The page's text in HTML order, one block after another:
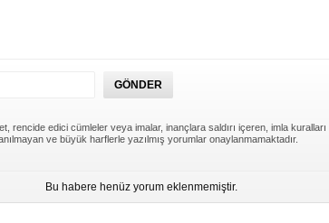
rencide edici cümleler veya imalar, inançlara saldırı içeren, imla kuralları
ve büyük harflerle yazılmış yorumlar onaylanmamaktadır.
Bu habere henüz yorum eklenmemiştir.